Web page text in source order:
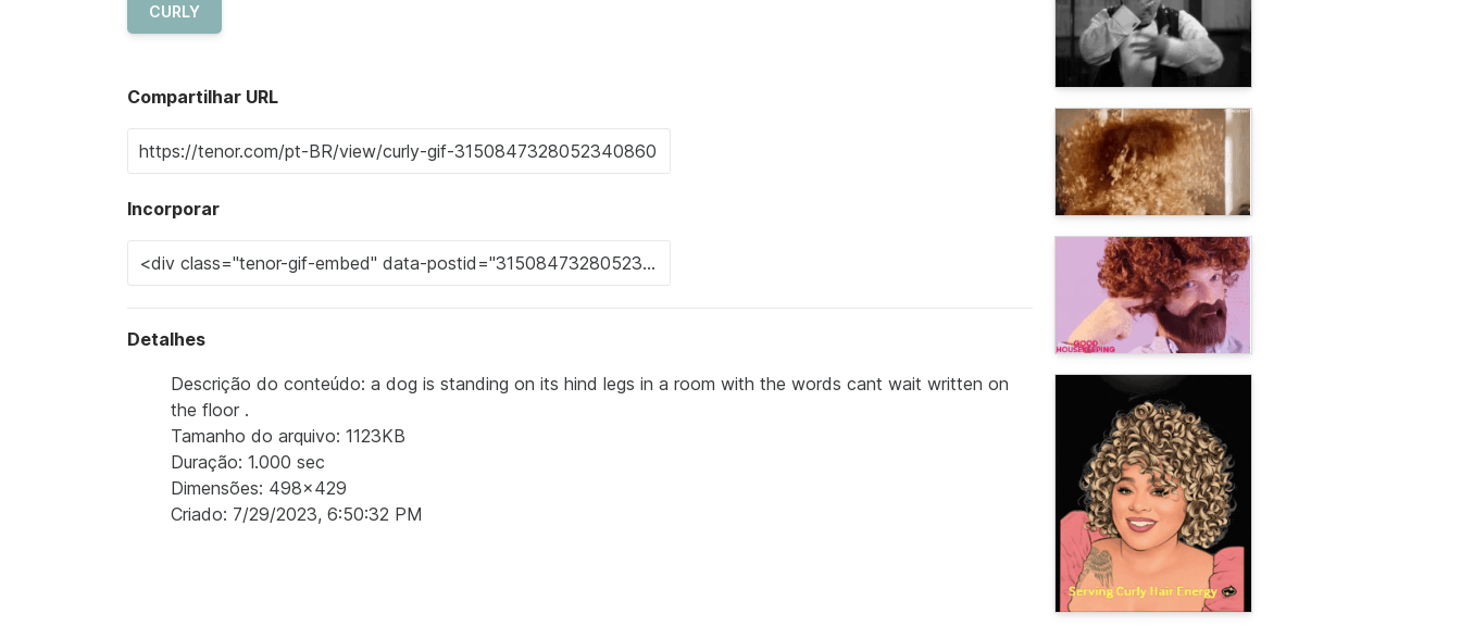
CURLY
Compartilhar URL
Incorporar
Detalhes
Descrição do conteúdo: a dog is standing on its hind legs in a room with the words cant wait written on
the floor .
Tamanho do arquivo: 1123KB
Duração: 1.000 sec
Dimensões: 498x429
Criado: 7/29/2023, 6:50:32 PM